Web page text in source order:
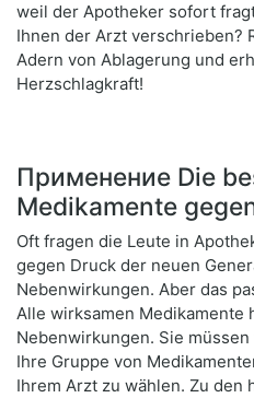
weil der Apotheker sofort
Ihnen der Arzt verschrieben?
Adern von Ablagerung und
Herzschlagkraft!
Применение Die
Medikamente
Oft fragen die Leute in
gegen Druck der neuen
Nebenwirkungen. Aber das
Alle wirksamen Medikamente
Nebenwirkungen. Sie
Ihre Gruppe von
Ihrem Arzt zu wählen. Zu den